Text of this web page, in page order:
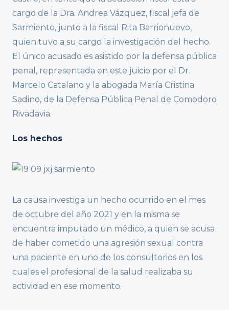
cargo de la Dra. Andrea Vázquez, fiscal jefa de
Sarmiento, junto a la fiscal Rita Barrionuevo,
quien tuvo a su cargo la investigación del hecho.
El único acusado es asistido por la defensa pública
penal, representada en este juicio por el Dr.
Marcelo Catalano y la abogada María Cristina
Sadino, de la Defensa Pública Penal de Comodoro
Rivadavia.
Los hechos
La causa investiga un hecho ocurrido en el mes
de octubre del año 2021 y en la misma se
encuentra imputado un médico, a quien se acusa
de haber cometido una agresión sexual contra
una paciente en uno de los consultorios en los
cuales el profesional de la salud realizaba su
actividad en ese momento.